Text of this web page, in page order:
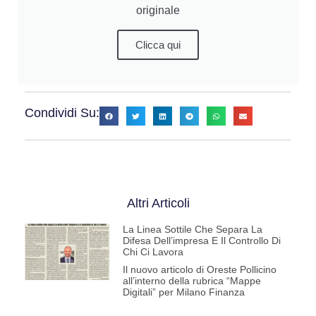
originale
Clicca qui
Condividi Su:
Altri Articoli
La Linea Sottile Che Separa La
Difesa Dell’impresa E Il Controllo Di
Chi Ci Lavora
Il nuovo articolo di Oreste Pollicino
all’interno della rubrica “Mappe
Digitali” per Milano Finanza